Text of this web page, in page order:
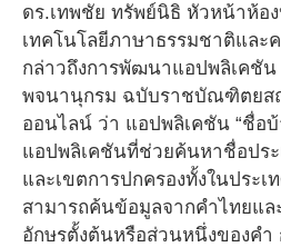
ดร.เทพชัย ทรัพย์นิธิ หัวหน้าห้อ
เทคโนโลยีภาษาธรรมชาติและ
กล่าวถึงการพัฒนาแอปพลิเคชัน
พจนานุกรม ฉบับราชบัณฑิตย
ออนไลน์ ว่า แอปพลิเคชัน “ชื่อบ้
แอปพลิเคชันที่ช่วยค้นหาชื่อปร
และเขตการปกครองทั้งในประเ
สามารถค้นข้อมูลจากคำไทยแล
อักษรตั้งต้นหรือส่วนหนึ่งของคำ